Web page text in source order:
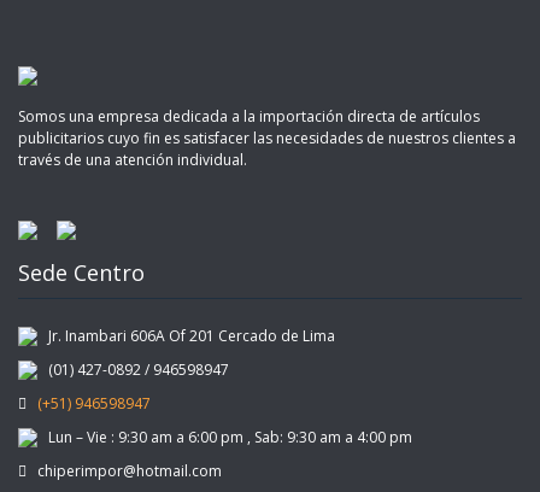
Somos una empresa dedicada a la importación directa de artículos
publicitarios cuyo fin es satisfacer las necesidades de nuestros clientes a
través de una atención individual.
Sede Centro
Jr. Inambari 606A Of 201 Cercado de Lima
(01) 427-0892 / 946598947
(+51) 946598947
Lun – Vie : 9:30 am a 6:00 pm , Sab: 9:30 am a 4:00 pm
chiperimpor@hotmail.com